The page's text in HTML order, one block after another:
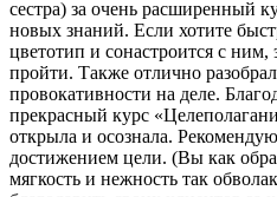
сестра) за очень расширенный
новых знаний. Если хотите
цветотип и сонастроится с ним,
пройти. Также отлично
провокативности на деле.
прекрасный курс
открыла и осознала.
достижением цели. (Вы как
мягкость и нежность так